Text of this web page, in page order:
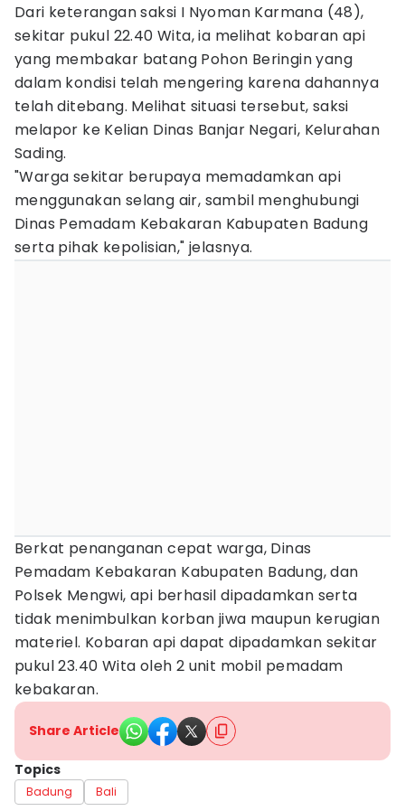
Dari keterangan saksi I Nyoman Karmana (48),
sekitar pukul 22.40 Wita, ia melihat kobaran api
yang membakar batang Pohon Beringin yang
dalam kondisi telah mengering karena dahannya
telah ditebang. Melihat situasi tersebut, saksi
melapor ke Kelian Dinas Banjar Negari, Kelurahan
Sading.
"Warga sekitar berupaya memadamkan api
menggunakan selang air, sambil menghubungi
Dinas Pemadam Kebakaran Kabupaten Badung
serta pihak kepolisian," jelasnya.
Berkat penanganan cepat warga, Dinas
Pemadam Kebakaran Kabupaten Badung, dan
Polsek Mengwi, api berhasil dipadamkan serta
tidak menimbulkan korban jiwa maupun kerugian
materiel. Kobaran api dapat dipadamkan sekitar
pukul 23.40 Wita oleh 2 unit mobil pemadam
kebakaran.
Share Article
Topics
Badung Bali